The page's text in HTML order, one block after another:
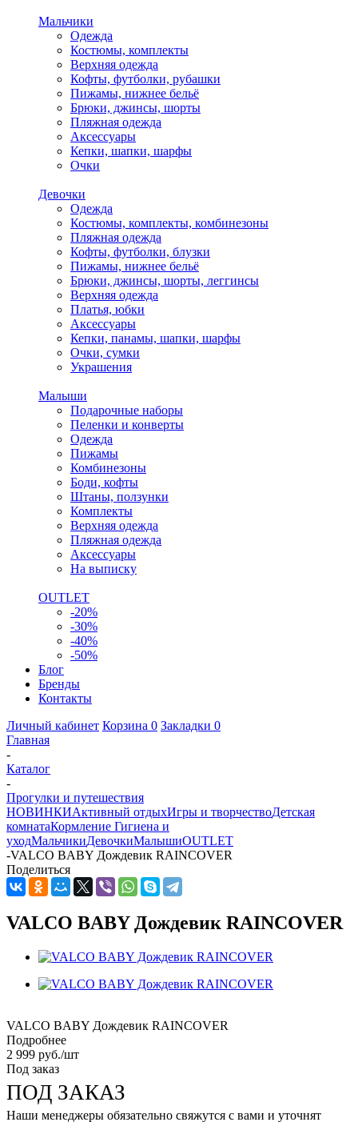
Мальчики
Одежда
Костюмы, комплекты
Верхняя одежда
Кофты, футболки, рубашки
Пижамы, нижнее бельё
Брюки, джинсы, шорты
Пляжная одежда
Аксессуары
Кепки, шапки, шарфы
Очки
Девочки
Одежда
Костюмы, комплекты, комбинезоны
Пляжная одежда
Кофты, футболки, блузки
Пижамы, нижнее бельё
Брюки, джинсы, шорты, леггинсы
Верхняя одежда
Платья, юбки
Аксессуары
Кепки, панамы, шапки, шарфы
Очки, сумки
Украшения
Малыши
Подарочные наборы
Пеленки и конверты
Одежда
Пижамы
Комбинезоны
Боди, кофты
Штаны, ползунки
Комплекты
Верхняя одежда
Пляжная одежда
Аксессуары
На выписку
OUTLET
-20%
-30%
-40%
-50%
Блог
Бренды
Контакты
Личный кабинет Корзина 0 Закладки 0
Главная
-
Каталог
-
Прогулки и путешествия
НОВИНКИАктивный отдыхИгры и творчествоДетская
комнатаКормление Гигиена и
уходМальчикиДевочкиМалышиOUTLET
-VALCO BABY Дождевик RAINCOVER
Поделиться
VALCO BABY Дождевик RAINCOVER
VALCO BABY Дождевик RAINCOVER
Подробнее
2 999 руб./шт
Под заказ
ПОД ЗАКАЗ
Наши менеджеры обязательно свяжутся с вами и уточнят